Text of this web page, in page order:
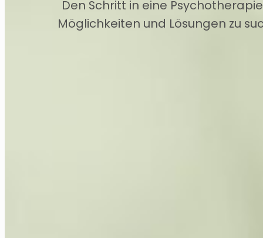
Den Schritt in eine
Möglichkeiten und Lösungen zu